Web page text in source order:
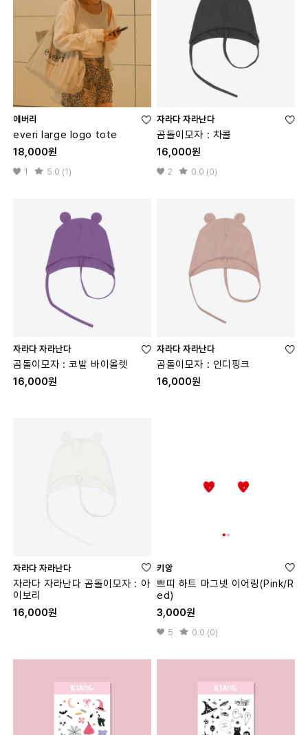
에버리
everi large logo tote
18,000원
1 5.0 (1)
자라다 자라난다
곰돌이모자 : 차콜
16,000원
2 0.0 (0)
자라다 자라난다
곰돌이모자 : 코발 바이올렛
16,000원
자라다 자라난다
곰돌이모자 : 인디핑크
16,000원
자라다 자라난다
자라다 자라난다 곰돌이모자 : 아
이보리
16,000원
키앙
쁘띠 하트 마그넷 이어링(Pink/R
ed)
3,000원
5 0.0 (0)